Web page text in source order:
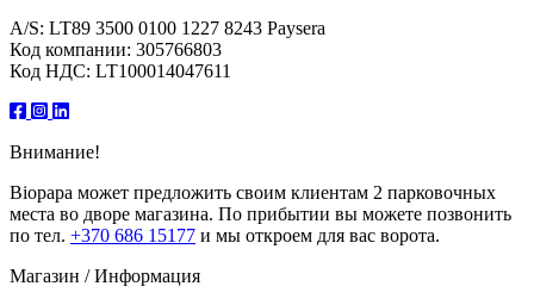
A/S: LT89 3500 0100 1227 8243 Paysera
Код компании: 305766803
Код НДС: LT100014047611
Внимание!
Biopapa может предложить своим клиентам 2 парковочных
места во дворе магазина. По прибытии вы можете позвонить
по тел. +370 686 15177 и мы откроем для вас ворота.
Магазин / Информация